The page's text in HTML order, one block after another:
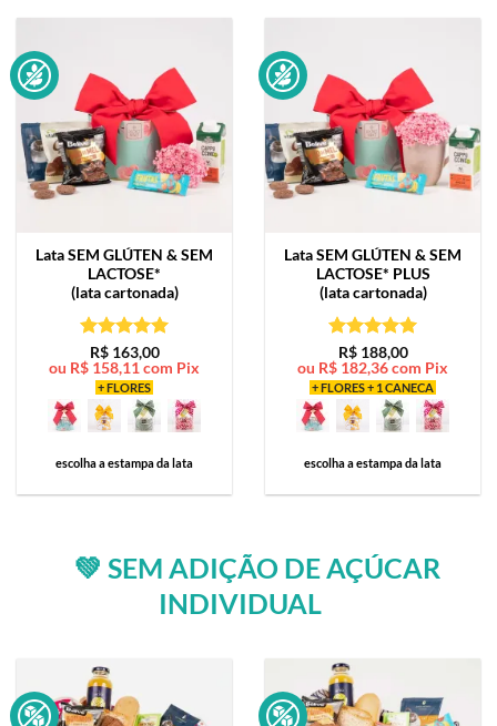
LataSEM GLÚTEN & SEM
LACTOSE*
(lata cartonada)
Avaliação5
de 5
R$163,00
ou R$ 158,11 com Pix
+ FLORES
escolha a estampa da lata
LataSEM GLÚTEN & SEM
LACTOSE* PLUS
(lata cartonada)
Avaliação5
de 5
R$188,00
ou R$ 182,36com Pix
+ FLORES + 1 CANECA
escolha a estampa da lata
💚 SEM ADIÇÃO DE AÇÚCAR
INDIVIDUAL